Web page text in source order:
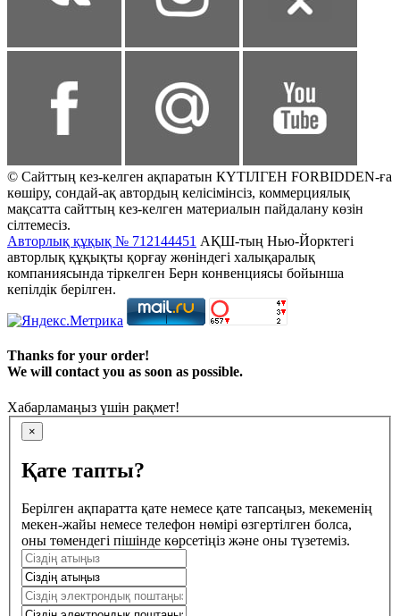
© Сайттың кез-келген ақпаратын КҮТІЛГЕН FORBIDDEN-ға
көшіру, сондай-ақ автордың келісімінсіз, коммерциялық
мақсатта сайттың кез-келген материалын пайдалану көзін
сілтемесіз.
Авторлық құқық № 712144451 АҚШ-тың Нью-Йорктегі
авторлық құқықты қорғау жөніндегі халықаралық
компаниясында тіркелген Берн конвенциясы бойынша
кепілдік берілген.
Thanks for your order!
We will contact you as soon as possible.
Хабарламаңыз үшін рақмет!
×
Қате тапты?
Берілген ақпаратта қате немесе қате тапсаңыз, мекеменің
мекен-жайы немесе телефон нөмірі өзгертілген болса,
оны төмендегі пішінде көрсетіңіз және оны түзетеміз.